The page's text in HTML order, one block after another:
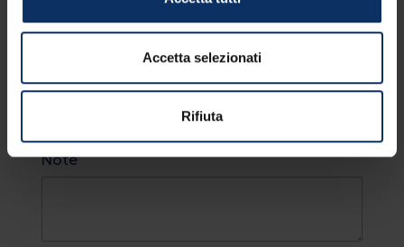
Accetta selezionati
Rifiuta
Note